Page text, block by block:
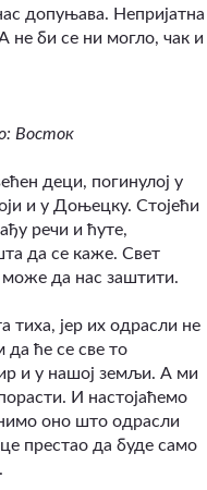
допуњава. Непријатна
не би се ни могло, чак и
Восток
деци, погинулој у
и у Доњецку. Стојећи
речи и ћуте,
да се каже. Свет
да нас заштити.
тиха, јер их одрасли не
да ће се све то
и у нашој земљи. А ми
И настојаћемо
оно што одрасли
престао да буде само